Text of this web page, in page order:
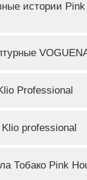
истории
Professional
professional
Тобако Pink